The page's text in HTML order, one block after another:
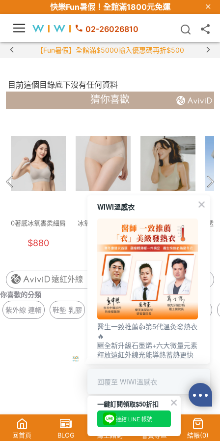
快樂Fun暑假！ 全館滿1800元免運
02-26026810
【Fun暑假】全館滿$5000輸入優惠碼再折$500
目前這個目錄底下沒有任何資料
猜你喜歡
0著感冰氧雲柔細肩
$880
冰氧雲柔無痕內褲
(燕麥奶 F)
$250
舒活提托美胸無痕
內衣(清新綠 女M-
2XL)
$880
透
遠紅外線
你喜歡的分類
紫外線 連帽
鞋墊 乳膠 涼感 排汗 長版 無鋼圈 平口 BRA
回首頁 BLOG 線上諮詢 會員專區 結帳(0)
WIWI溫感衣
醫生一致推薦👍第5代溫灸發熱衣
🔥
🆕全新升級石墨烯+六大微量元素
釋放遠紅外線光能導熱蓄熱更快
回覆至 WIWI溫感衣
一鍵訂閱領取$50折扣
連結 LINE 帳號